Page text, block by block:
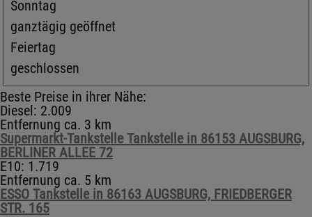
Sonntag
ganztägig geöffnet
Feiertag
geschlossen
Beste Preise in ihrer Nähe:
Diesel: 2.009
Entfernung ca. 3 km
Supermarkt-Tankstelle Tankstelle in 86153 AUGSBURG,
BERLINER ALLEE 72
E10: 1.719
Entfernung ca. 5 km
ESSO Tankstelle in 86163 AUGSBURG, FRIEDBERGER
STR. 165